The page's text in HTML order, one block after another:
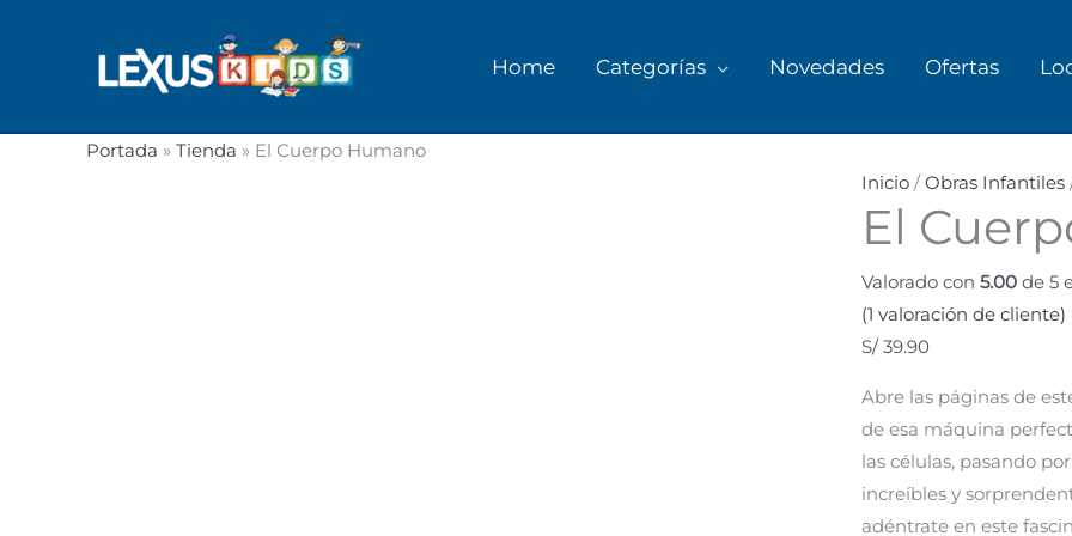
Home Categorías Novedades Ofertas
Portada » Tienda » El Cuerpo Humano
Inicio /Obras Infantiles
El
Valorado con 5.00 de 5
(1 valoración de cliente)
S/39.90
Abre las páginas de
de esa máquina
las células, pasando
increíbles y
adéntrate en este
Cuerpo
Humano
cantidad